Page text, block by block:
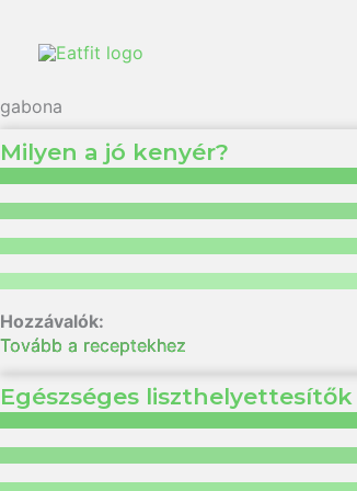
gabona
Milyen a jó kenyér?
Tovább a receptekhez
Egészséges liszthelyettesítők